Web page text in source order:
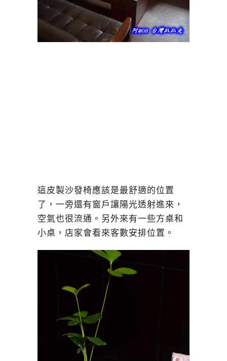
這皮製沙發椅應該是最舒適的位置
了，一旁還有窗戶讓陽光透射進來，
空氣也很流通。另外來有一些方桌和
小桌，店家會看來客數安排位置。